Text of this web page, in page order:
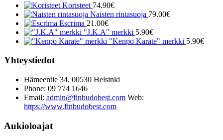
Koristeet 74.90€
Naisten rintasuoja 79.00€
Escrima 21.00€
"J.K.A" merkki 5.90€
"Kenpo Karate" merkki 5.90€
Yhteystiedot
Hämeentie 34, 00530 Helsinki
Phone: 09 774 1646
Email: admin@finbudobest.com Web:
https://www.finbudobest.com
Aukioloajat